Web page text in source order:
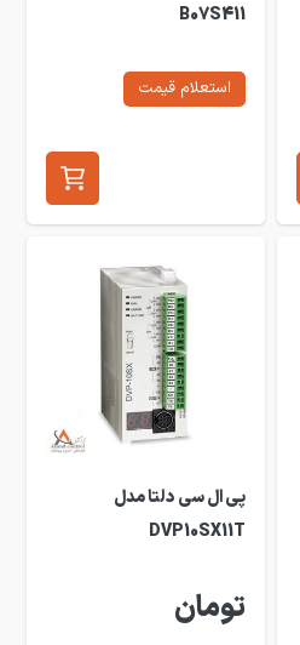
B07S411
استعلام قیمت
پی ال سی دلتا مدل
DVP10SX11T
تومان